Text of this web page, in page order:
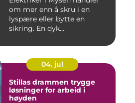
om mer enn å skru i en
lyspære eller bytte en
sikring. En dyk...
04. jul
Stillas drammen trygge
løsninger for arbeid i
høyden